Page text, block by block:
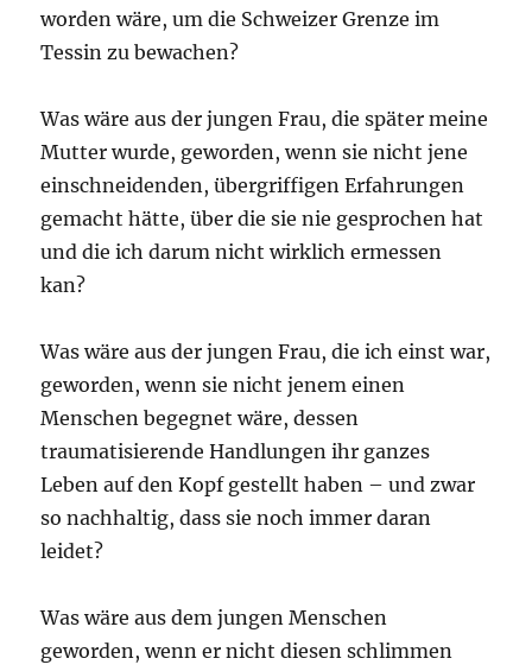
worden wäre, um die Schweizer Grenze im
Tessin zu bewachen?
Was wäre aus der jungen Frau, die später meine
Mutter wurde, geworden, wenn sie nicht jene
einschneidenden, übergriffigen Erfahrungen
gemacht hätte, über die sie nie gesprochen hat
und die ich darum nicht wirklich ermessen
kan?
Was wäre aus der jungen Frau, die ich einst war,
geworden, wenn sie nicht jenem einen
Menschen begegnet wäre, dessen
traumatisierende Handlungen ihr ganzes
Leben auf den Kopf gestellt haben – und zwar
so nachhaltig, dass sie noch immer daran
leidet?
Was wäre aus dem jungen Menschen
geworden, wenn er nicht diesen schlimmen